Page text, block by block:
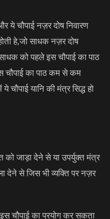
ये चौपाई नज़र दोष निवारण
हे,जो साधक नज़र दोष
को पहले इस चौपाई का पाठ
चौपाई का पाठ कम से कम
यानि की मंत्र सिद्ध हो
को जाड़ा देने से या उपर्युक्त मंत्र
देने से जिस भी व्यक्ति पर नज़र
चौपाई का प्रयोग कर सकता